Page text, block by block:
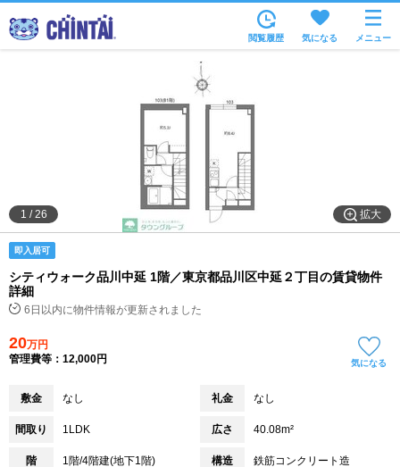
住所から
通勤通学時間から
物件特集から
不動産会社から
閲覧履歴 気になる メニュー
拡大
1 /26
即入居可
シティウォーク品川中延 1階／東京都品川区中延２丁目の賃貸物件
詳細
6日以内に物件情報が更新されました
20万円
管理費等：12,000円
気になる
敷金 なし 礼金 なし
間取り 1LDK 広さ 40.08m²
階 1階/4階建(地下1階) 構造 鉄筋コンクリート造